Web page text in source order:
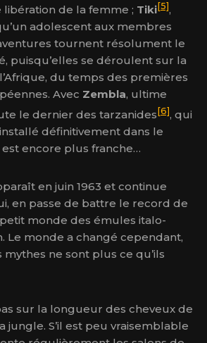
de la femme ; Tiki [5] ,
adolescent aux membres
tournent résolument le
puisqu’elles se déroulent sur la
du temps des premières
Avec Zembla, ultime
le dernier des tarzanides [6] , qui
définitivement dans le
encore plus franche…
en juin 1963 et continue
en passe de battre le record de
monde des émules italo-
Le monde a changé cependant,
mythes ne sont plus ce qu’ils
sur la longueur des cheveux de
jungle. S’il est peu vraisemblable